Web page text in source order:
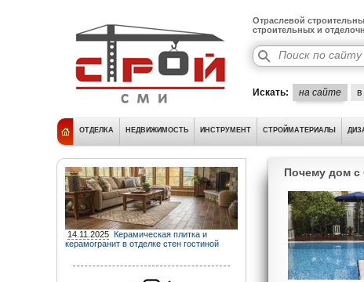
Отраслевой
строительных и
Искать: на сайте в
ОТДЕЛКА НЕДВИЖИМОСТЬ ИНСТРУМЕНТ СТРОЙМАТЕРИАЛЫ
14.11.2025 Керамическая плитка и
керамогранит в отделке стен гостиной
Почему дом с